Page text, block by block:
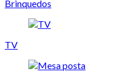
Brinquedos
TV